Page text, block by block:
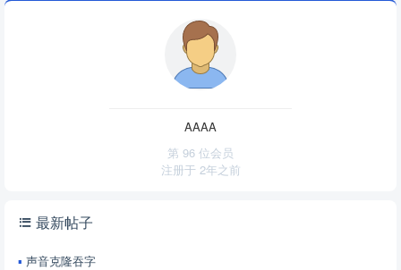
AAAA
第 96 位会员
注册于 2年之前
最新帖子
声音克隆吞字